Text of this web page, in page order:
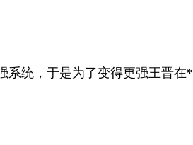
统，于是为了变得更强王晋在